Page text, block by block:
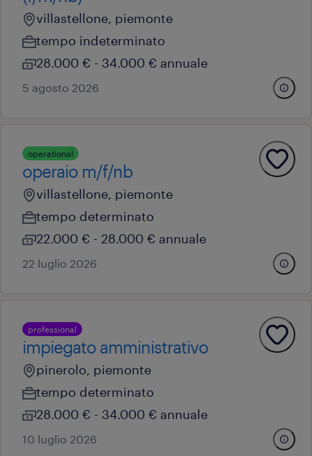
villastellone, piemonte
tempo indeterminato
28.000 € - 34.000 € annuale
5 agosto 2026
operational
operaio m/f/nb
villastellone, piemonte
tempo determinato
22.000 € - 28.000 € annuale
22 luglio 2026
professional
impiegato amministrativo
pinerolo, piemonte
tempo determinato
28.000 € - 34.000 € annuale
10 luglio 2026